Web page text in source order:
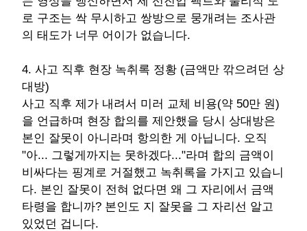
로 구조는 싹 무시하고 쌍방으로 뭉개려는 조사관
의 태도가 너무 어이가 없습니다.
4. 사고 직후 현장 녹취록 정황 (금액만 깎으려던 상
대방)
사고 직후 제가 내려서 미러 교체 비용(약 50만 원)
을 언급하며 현장 합의를 제안했을 당시 상대방은
본인 잘못이 아니라며 항의한 게 아닙니다. 오직
"아... 그렇게까지는 못하겠다..."라며 합의 금액이
비싸다는 핑계로 거절했고 녹취록을 가지고 있습니
다. 본인 잘못이 전혀 없다면 왜 그 자리에서 금액
타령을 합니까? 본인도 지 잘못을 그 자리선 알고
있었던 겁니다.